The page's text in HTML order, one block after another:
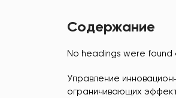
Содержание
No headings were found
Управление
ограничивающих